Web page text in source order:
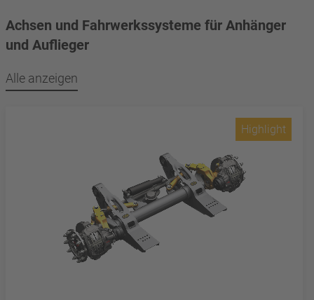
Achsen und Fahrwerkssysteme für Anhänger
und Auflieger
Alle anzeigen
Highlight